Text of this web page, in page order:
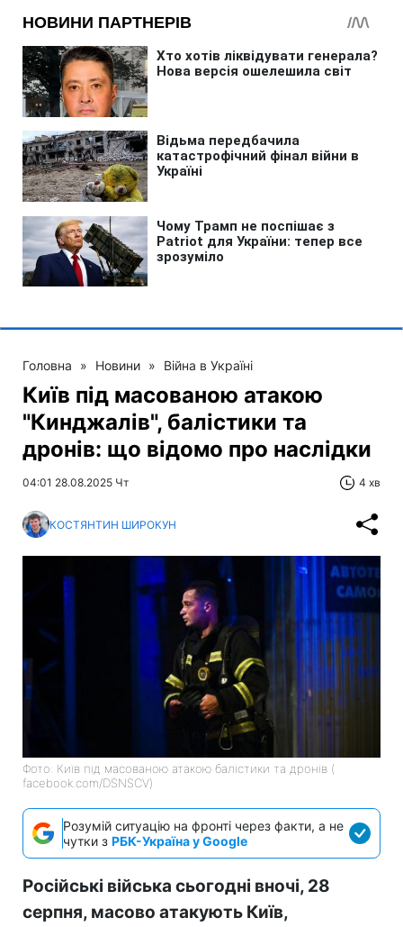
Головна » Новини » Війна в Україні
Київ під масованою атакою
"Кинджалів", балістики та
дронів: що відомо про наслідки
04:01 28.08.2025 Чт 4 хв
КОСТЯНТИН ШИРОКУН
Фото: Київ під масованою атакою балістики та дронів (
facebook.com/DSNSCV)
Розумій ситуацію на фронті через факти, а не
чутки з РБК-Україна у Google
Російські війська сьогодні вночі, 28
серпня, масово атакують Київ,